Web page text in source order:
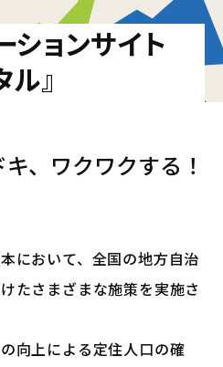
ションサイト
』
、ワクワクする！
において、全国の地方自治
たさまざまな施策を実施さ
向上による定住人口の確